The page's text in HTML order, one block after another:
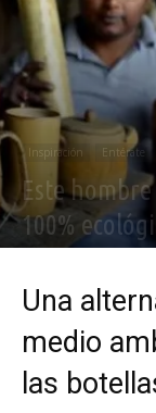
Inspiración Entérate
Este
100%
Una
medio
las